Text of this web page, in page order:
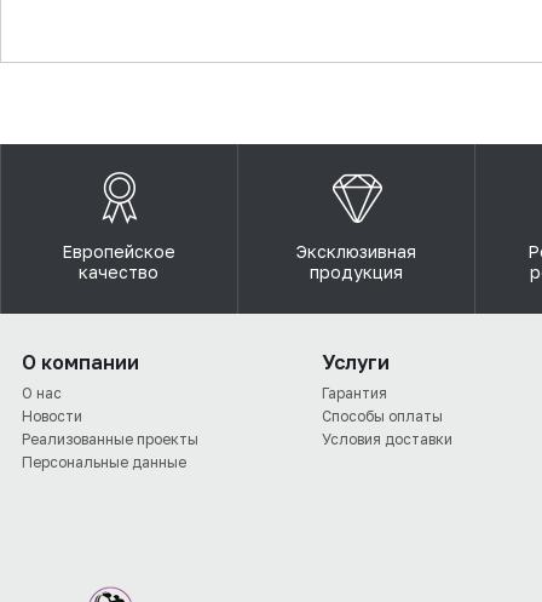
Европейское
качество
Эксклюзивная
продукция
О компании
О нас
Новости
Реализованные проекты
Персональные данные
Услуги
Гарантия
Способы оплаты
Условия доставки